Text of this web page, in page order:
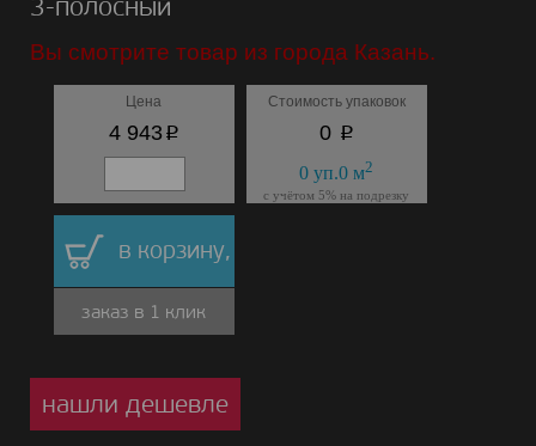
3-полосный
Вы смотрите товар из города Казань.
Цена
4 943 p
Стоимость упаковок
0 p
0 уп.0 м2
с учётом 5% на подрезку
в корзину,
заказ в 1 клик
нашли дешевле